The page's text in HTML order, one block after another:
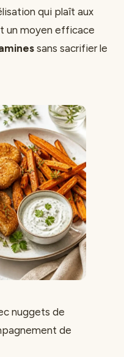
qui plaît aux
un moyen efficace
sans sacrifier le
nuggets de
de